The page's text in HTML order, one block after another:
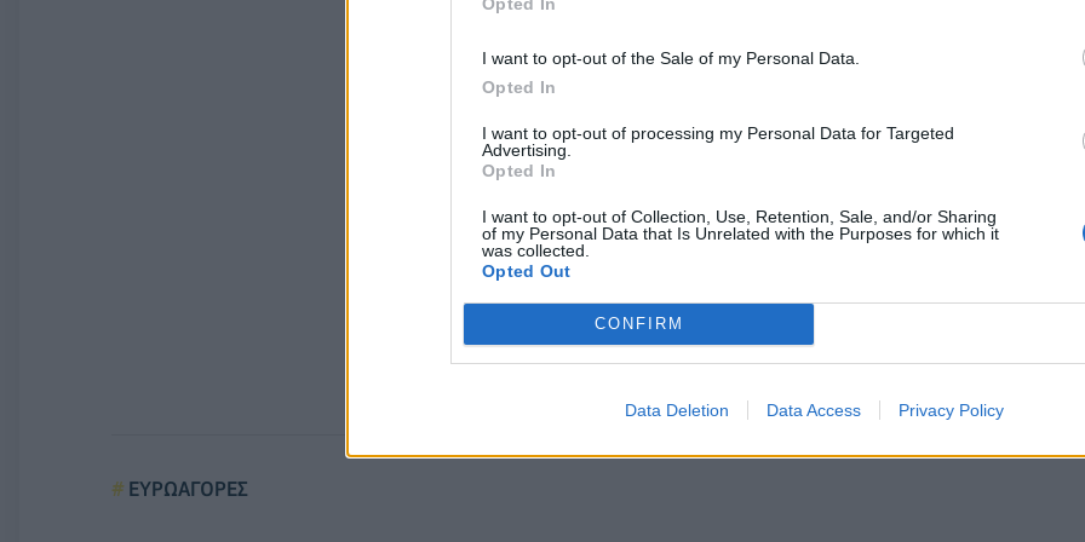
I want to opt-out of the Sale of my Personal Data.
Opted In
I want to opt-out of processing my Personal Data for Targeted
Advertising.
Opted In
I want to opt-out of Collection, Use, Retention, Sale, and/or Sharing
of my Personal Data that Is Unrelated with the Purposes for which it
was collected.
Opted Out
CONFIRM
Data Deletion Data Access Privacy Policy
ΕΥΡΩΑΓΟΡΕΣ